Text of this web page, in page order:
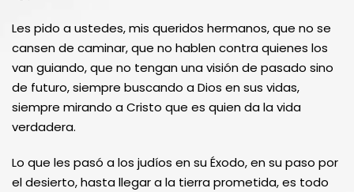
Les pido a ustedes, mis queridos hermanos, que no se
cansen de caminar, que no hablen contra quienes los
van guiando, que no tengan una visión de pasado sino
de futuro, siempre buscando a Dios en sus vidas,
siempre mirando a Cristo que es quien da la vida
verdadera.
Lo que les pasó a los judíos en su Éxodo, en su paso por
el desierto, hasta llegar a la tierra prometida, es todo